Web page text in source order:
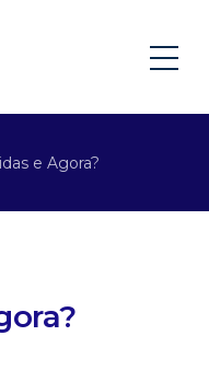
e Agora?